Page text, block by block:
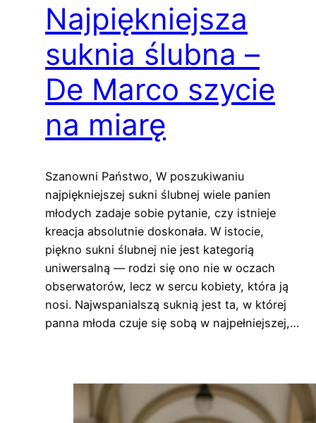
Najpiękniejsza
suknia ślubna –
De Marco szycie
na miarę
Szanowni Państwo, W poszukiwaniu
najpiękniejszej sukni ślubnej wiele panien
młodych zadaje sobie pytanie, czy istnieje
kreacja absolutnie doskonała. W istocie,
piękno sukni ślubnej nie jest kategorią
uniwersalną — rodzi się ono nie w oczach
obserwatorów, lecz w sercu kobiety, która ją
nosi. Najwspanialszą suknią jest ta, w której
panna młoda czuje się sobą w najpełniejszej,…